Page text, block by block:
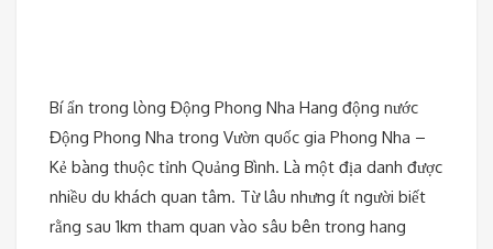
Bí ẩn trong lòng Động Phong Nha Hang động nước
Động Phong Nha trong Vườn quốc gia Phong Nha –
Kẻ bàng thuộc tỉnh Quảng Bình. Là một địa danh được
nhiều du khách quan tâm. Từ lâu nhưng ít người biết
rằng sau 1km tham quan vào sâu bên trong hang